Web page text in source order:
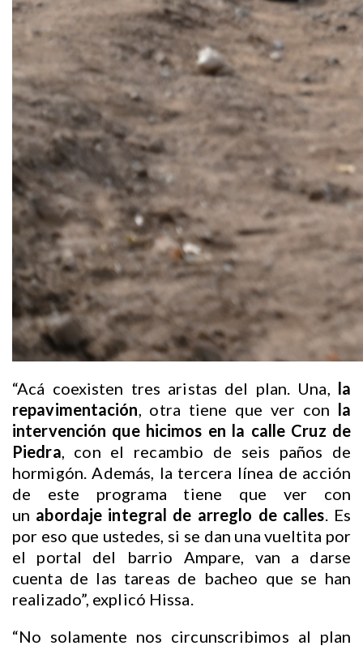
“Acá coexisten tres aristas del plan. Una, la
repavimentación, otra tiene que ver con la
intervención que hicimos en la calle Cruz de
Piedra, con el recambio de seis paños de
hormigón. Además, la tercera línea de acción
de este programa tiene que ver con
un abordaje integral de arreglo de calles. Es
por eso que ustedes, si se dan una vueltita por
el portal del barrio Ampare, van a darse
cuenta de las tareas de bacheo que se han
realizado”, explicó Hissa.
“No solamente nos circunscribimos al plan